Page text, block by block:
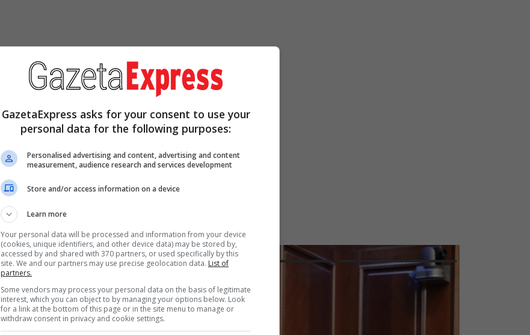
GazetaExpress asks for your consent to use your
personal data for the following purposes:
Personalised advertising and content, advertising and content
measurement, audience research and services development
Store and/or access information on a device
Learn more
Your personal data will be processed and information from your device
(cookies, unique identifiers, and other device data) may be stored by,
accessed by and shared with 370 partners, or used specifically by this
site. We and our partners may use precise geolocation data. List of
partners.
Some vendors may process your personal data on the basis of legitimate
interest, which you can object to by managing your options below. Look
for a link at the bottom of this page or in the site menu to manage or
withdraw consent in privacy and cookie settings.